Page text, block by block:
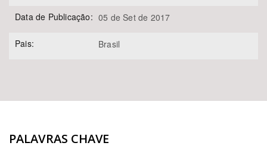
Data de Publicação: 05 de Set de 2017
Pais: Brasil
PALAVRAS CHAVE